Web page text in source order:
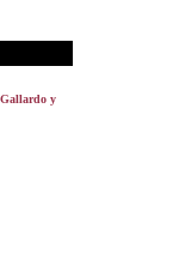
Gallardo y